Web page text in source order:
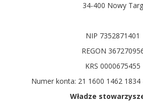
34-400 Nowy Targ
NIP 7352871401
REGON
KRS 0000675455
Numer konta: 21 1600 1462 1834
Władze